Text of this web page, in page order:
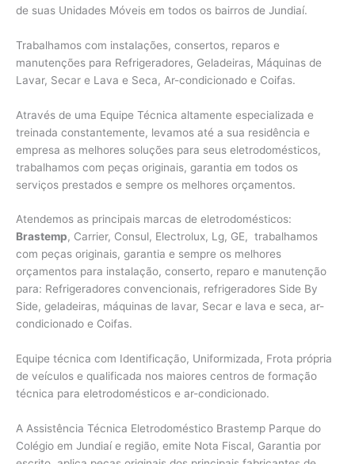
de suas Unidades Móveis em todos os bairros de Jundiaí.
Trabalhamos com instalações, consertos, reparos e
manutenções para Refrigeradores, Geladeiras, Máquinas de
Lavar, Secar e Lava e Seca, Ar-condicionado e Coifas.
Através de uma Equipe Técnica altamente especializada e
treinada constantemente, levamos até a sua residência e
empresa as melhores soluções para seus eletrodomésticos,
trabalhamos com peças originais, garantia em todos os
serviços prestados e sempre os melhores orçamentos.
Atendemos as principais marcas de eletrodomésticos:
Brastemp, Carrier, Consul, Electrolux, Lg, GE, trabalhamos
com peças originais, garantia e sempre os melhores
orçamentos para instalação, conserto, reparo e manutenção
para: Refrigeradores convencionais, refrigeradores Side By
Side, geladeiras, máquinas de lavar, Secar e lava e seca, ar-
condicionado e Coifas.
Equipe técnica com Identificação, Uniformizada, Frota própria
de veículos e qualificada nos maiores centros de formação
técnica para eletrodomésticos e ar-condicionado.
A Assistência Técnica Eletrodoméstico Brastemp Parque do
Colégio em Jundiaí e região, emite Nota Fiscal, Garantia por